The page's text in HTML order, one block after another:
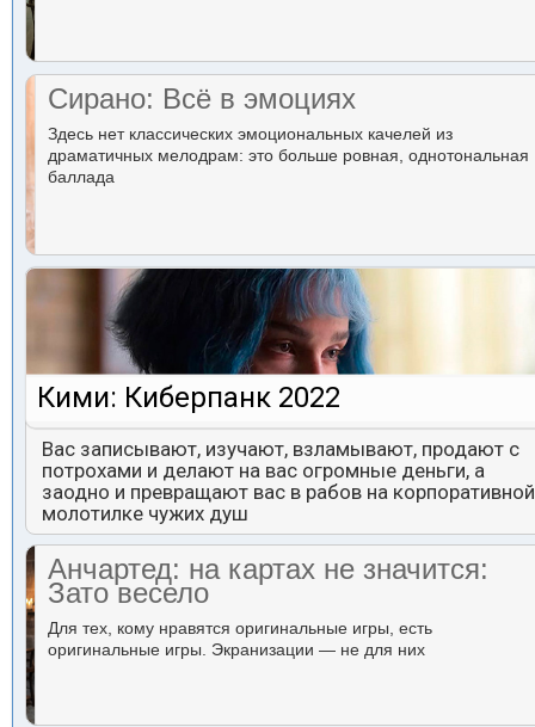
Сирано: Всё в эмоциях
Здесь нет классических эмоциональных качелей из
драматичных мелодрам: это больше ровная, однотональная
баллада
Кими: Киберпанк 2022
Вас записывают, изучают, взламывают, продают с
потрохами и делают на вас огромные деньги, а
заодно и превращают вас в рабов на корпоративной
молотилке чужих душ
Анчартед: на картах не значится:
Зато весело
Для тех, кому нравятся оригинальные игры, есть
оригинальные игры. Экранизации — не для них